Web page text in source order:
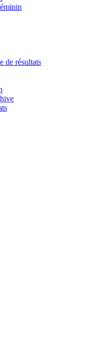
de résultats